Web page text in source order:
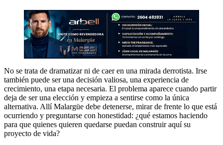
No se trata de dramatizar ni de caer en una mirada derrotista. Irse
también puede ser una decisión valiosa, una experiencia de
crecimiento, una etapa necesaria. El problema aparece cuando partir
deja de ser una elección y empieza a sentirse como la única
alternativa. Allí Malargüe debe detenerse, mirar de frente lo que está
ocurriendo y preguntarse con honestidad: ¿qué estamos haciendo
para que quienes quieren quedarse puedan construir aquí su
proyecto de vida?